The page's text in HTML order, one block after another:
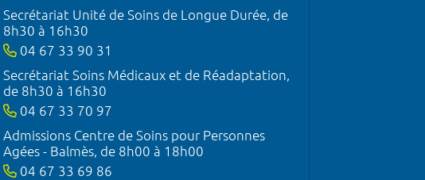
Secrétariat Unité de Soins de Longue Durée, de
8h30 à 16h30
04 67 33 90 31
Secrétariat Soins Médicaux et de Réadaptation,
de 8h30 à 16h30
04 67 33 70 97
Admissions Centre de Soins pour Personnes
Agées - Balmès, de 8h00 à 18h00
04 67 33 69 86